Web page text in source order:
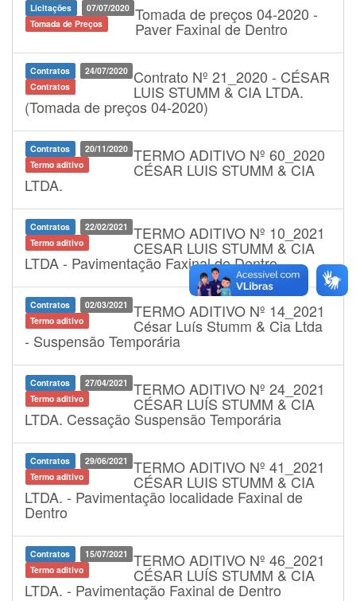
Licitações
07/07/2020
Tomada de Preços
Tomada de preços 04-2020 -
Paver Faxinal de Dentro
Contratos
24/07/2020
Contratos
Contrato Nº 21_2020 - CÉSAR
LUIS STUMM & CIA LTDA.
(Tomada de preços 04-2020)
Contratos
20/11/2020
Termo aditivo
TERMO ADITIVO Nº 60_2020
CÉSAR LUIS STUMM & CIA
LTDA.
Contratos
22/02/2021
Termo aditivo
TERMO ADITIVO Nº 10_2021
CESAR LUIS STUMM & CIA
LTDA - Pavimentação Faxinal de Dentro
Contratos
02/03/2021
Termo aditivo
TERMO ADITIVO Nº 14_2021
César Luís Stumm & Cia Ltda
- Suspensão Temporária
Contratos
27/04/2021
Termo aditivo
TERMO ADITIVO Nº 24_2021
CÉSAR LUÍS STUMM & CIA
LTDA. Cessação Suspensão Temporária
Contratos
29/06/2021
Termo aditivo
TERMO ADITIVO Nº 41_2021
CÉSAR LUIS STUMM & CIA
LTDA. - Pavimentação localidade Faxinal de
Dentro
Contratos
15/07/2021
Termo aditivo
TERMO ADITIVO Nº 46_2021
CÉSAR LUÍS STUMM & CIA
LTDA. - Pavimentação Faxinal de Dentro